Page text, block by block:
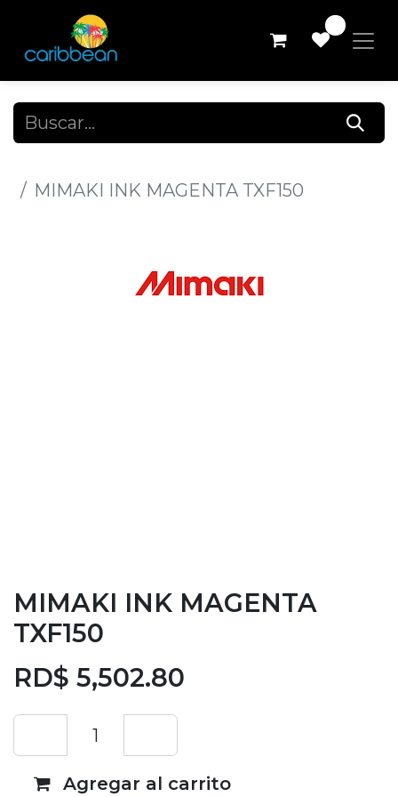
MIMAKI INK MAGENTA TXF150
MIMAKI INK MAGENTA
TXF150
RD$ 5,502.80
Agregar al carrito